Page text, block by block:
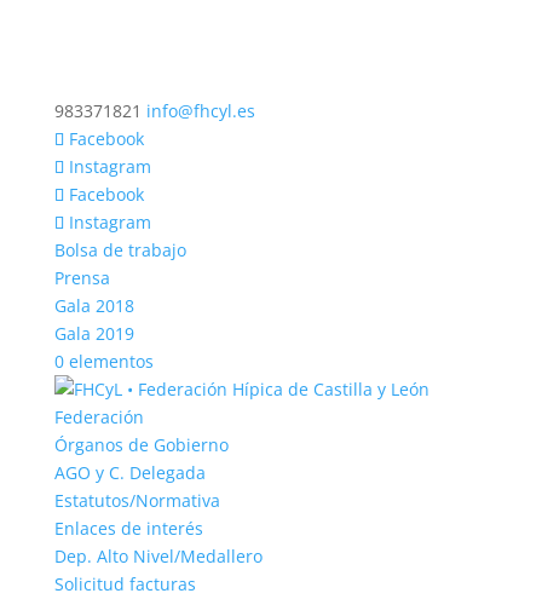
983371821 info@fhcyl.es
Facebook
Instagram
Facebook
Instagram
Bolsa de trabajo
Prensa
Gala 2018
Gala 2019
0 elementos
Federación
Órganos de Gobierno
AGO y C. Delegada
Estatutos/Normativa
Enlaces de interés
Dep. Alto Nivel/Medallero
Solicitud facturas